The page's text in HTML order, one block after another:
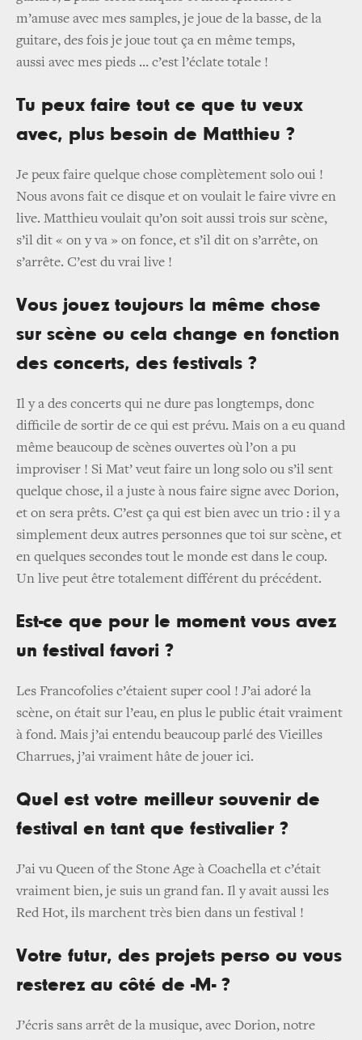
m’amuse avec mes samples, je joue de la basse, de la
guitare, des fois je joue tout ça en même temps,
aussi avec mes pieds … c’est l’éclate totale !
Tu peux faire tout ce que tu veux
avec, plus besoin de Matthieu ?
Je peux faire quelque chose complètement solo oui !
Nous avons fait ce disque et on voulait le faire vivre en
live. Matthieu voulait qu’on soit aussi trois sur scène,
s’il dit « on y va » on fonce, et s’il dit on s’arrête, on
s’arrête. C’est du vrai live !
Vous jouez toujours la même chose
sur scène ou cela change en fonction
des concerts, des festivals ?
Il y a des concerts qui ne dure pas longtemps, donc
difficile de sortir de ce qui est prévu. Mais on a eu quand
même beaucoup de scènes ouvertes où l’on a pu
improviser ! Si Mat’ veut faire un long solo ou s’il sent
quelque chose, il a juste à nous faire signe avec Dorion,
et on sera prêts. C’est ça qui est bien avec un trio : il y a
simplement deux autres personnes que toi sur scène, et
en quelques secondes tout le monde est dans le coup.
Un live peut être totalement différent du précédent.
Est-ce que pour le moment vous avez
un festival favori ?
Les Francofolies c’étaient super cool ! J’ai adoré la
scène, on était sur l’eau, en plus le public était vraiment
à fond. Mais j’ai entendu beaucoup parlé des Vieilles
Charrues, j’ai vraiment hâte de jouer ici.
Quel est votre meilleur souvenir de
festival en tant que festivalier ?
J’ai vu Queen of the Stone Age à Coachella et c’était
vraiment bien, je suis un grand fan. Il y avait aussi les
Red Hot, ils marchent très bien dans un festival !
Votre futur, des projets perso ou vous
resterez au côté de -M- ?
J’écris sans arrêt de la musique, avec Dorion, notre